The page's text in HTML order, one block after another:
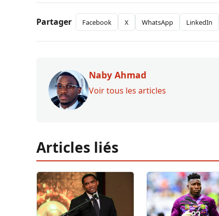
Partager Facebook X WhatsApp LinkedIn
Naby Ahmad
Voir tous les articles
Articles liés